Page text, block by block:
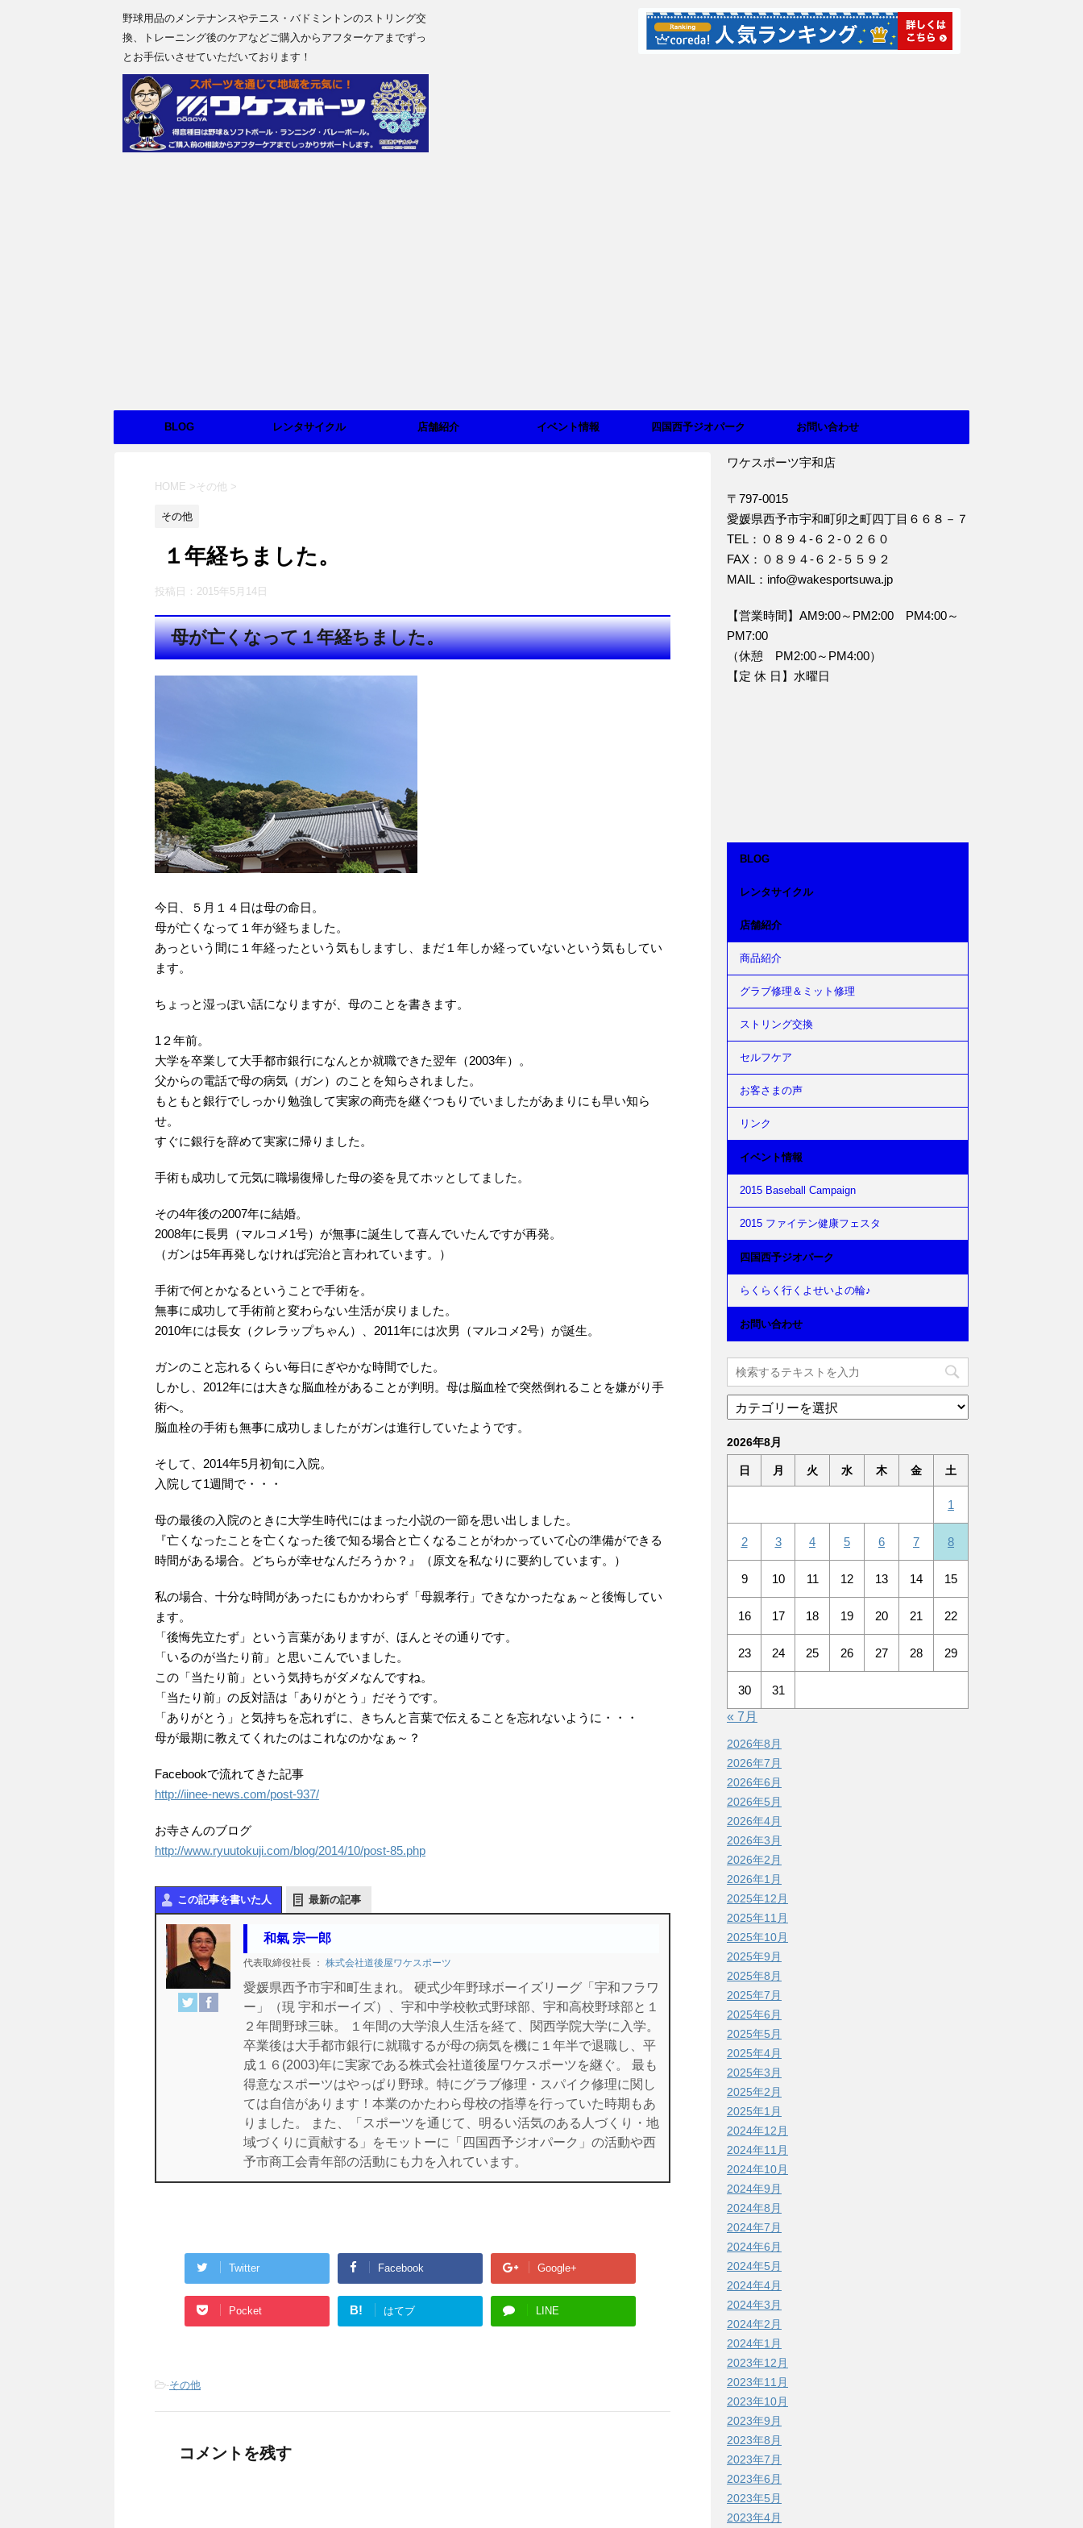
野球用品のメンテナンスやテニス・バドミントンのストリング交
換、トレーニング後のケアなどご購入からアフターケアまでずっ
とお手伝いさせていただいております！
BLOG レンタサイクル 店舗紹介 イベント情報 四国西予ジオパーク お問い合わせ
HOME > その他 >
その他
１年経ちました。
投稿日： 2015年5月14日
母が亡くなって１年経ちました。
今日、５月１４日は母の命日。
母が亡くなって１年が経ちました。
あっという間に１年経ったという気もしますし、まだ１年しか経っていないという気もしてい
ます。
ちょっと湿っぽい話になりますが、母のことを書きます。
1２年前。
大学を卒業して大手都市銀行になんとか就職できた翌年（2003年）。
父からの電話で母の病気（ガン）のことを知らされました。
もともと銀行でしっかり勉強して実家の商売を継ぐつもりでいましたがあまりにも早い知ら
せ。
すぐに銀行を辞めて実家に帰りました。
手術も成功して元気に職場復帰した母の姿を見てホッとしてました。
その4年後の2007年に結婚。
2008年に長男（マルコメ1号）が無事に誕生して喜んでいたんですが再発。
（ガンは5年再発しなければ完治と言われています。）
手術で何とかなるということで手術を。
無事に成功して手術前と変わらない生活が戻りました。
2010年には長女（クレラップちゃん）、2011年には次男（マルコメ2号）が誕生。
ガンのこと忘れるくらい毎日にぎやかな時間でした。
しかし、2012年には大きな脳血栓があることが判明。母は脳血栓で突然倒れることを嫌がり手
術へ。
脳血栓の手術も無事に成功しましたがガンは進行していたようです。
そして、2014年5月初旬に入院。
入院して1週間で・・・
母の最後の入院のときに大学生時代にはまった小説の一節を思い出しました。
『亡くなったことを亡くなった後で知る場合と亡くなることがわかっていて心の準備ができる
時間がある場合。どちらが幸せなんだろうか？』（原文を私なりに要約しています。）
私の場合、十分な時間があったにもかかわらず「母親孝行」できなかったなぁ～と後悔してい
ます。
「後悔先立たず」という言葉がありますが、ほんとその通りです。
「いるのが当たり前」と思いこんでいました。
この「当たり前」という気持ちがダメなんですね。
「当たり前」の反対語は「ありがとう」だそうです。
「ありがとう」と気持ちを忘れずに、きちんと言葉で伝えることを忘れないように・・・
母が最期に教えてくれたのはこれなのかなぁ～？
Facebookで流れてきた記事
http://iinee-news.com/post-937/
お寺さんのブログ
http://www.ryuutokuji.com/blog/2014/10/post-85.php
この記事を書いた人 最新の記事
和氣 宗一郎
代表取締役社長 ： 株式会社道後屋ワケスポーツ
愛媛県西予市宇和町生まれ。 硬式少年野球ボーイズリーグ「宇和フラワ
ー」（現 宇和ボーイズ）、宇和中学校軟式野球部、宇和高校野球部と１
２年間野球三昧。 １年間の大学浪人生活を経て、関西学院大学に入学。
卒業後は大手都市銀行に就職するが母の病気を機に１年半で退職し、平
成１６(2003)年に実家である株式会社道後屋ワケスポーツを継ぐ。 最も
得意なスポーツはやっぱり野球。特にグラブ修理・スパイク修理に関し
ては自信があります！本業のかたわら母校の指導を行っていた時期もあ
りました。 また、「スポーツを通じて、明るい活気のある人づくり・地
域づくりに貢献する」をモットーに「四国西予ジオパーク」の活動や西
予市商工会青年部の活動にも力を入れています。
Twitter Facebook Google+
Pocket B! はてブ LINE
-その他
コメントを残す
ワケスポーツ宇和店
〒797-0015
愛媛県西予市宇和町卯之町四丁目６６８－７
TEL：０８９４‐６２‐０２６０
FAX：０８９４‐６２‐５５９２
MAIL：info@wakesportsuwa.jp
【営業時間】AM9:00～PM2:00 PM4:00～
PM7:00
（休憩 PM2:00～PM4:00）
【定 休 日】水曜日
BLOG
レンタサイクル
店舗紹介
商品紹介
グラブ修理＆ミット修理
ストリング交換
セルフケア
お客さまの声
リンク
イベント情報
2015 Baseball Campaign
2015 ファイテン健康フェスタ
四国西予ジオパーク
らくらく行くよせいよの輪♪
お問い合わせ
2026年8月
日 月 火 水 木 金 土
1
2 3 4 5 6 7 8
9 10 11 12 13 14 15
16 17 18 19 20 21 22
23 24 25 26 27 28 29
30
31
« 7月
2026年8月
2026年7月
2026年6月
2026年5月
2026年4月
2026年3月
2026年2月
2026年1月
2025年12月
2025年11月
2025年10月
2025年9月
2025年8月
2025年7月
2025年6月
2025年5月
2025年4月
2025年3月
2025年2月
2025年1月
2024年12月
2024年11月
2024年10月
2024年9月
2024年8月
2024年7月
2024年6月
2024年5月
2024年4月
2024年3月
2024年2月
2024年1月
2023年12月
2023年11月
2023年10月
2023年9月
2023年8月
2023年7月
2023年6月
2023年5月
2023年4月